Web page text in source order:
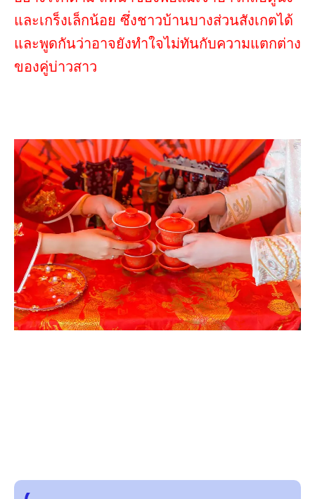
และเกร็งเล็กน้อย ซึ่งชาวบ้านบางส่วนสังเกตได้
และพูดกันว่าอาจยังทำใจไม่ทันกับความแตกต่าง
ของคู่บ่าวสาว